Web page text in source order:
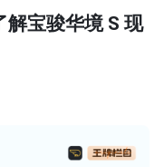
宝骏华境 S 现